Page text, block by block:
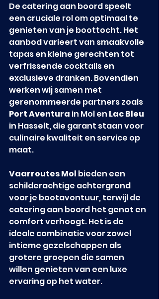
De catering aan boord speelt
een cruciale rol om optimaal te
genieten van je boottocht. Het
aanbod varieert van smaakvolle
tapas en kleine gerechten tot
verfrissende cocktails en
exclusieve dranken. Bovendien
werken wij samen met
gerenommeerde partners zoals
Port Aventura in Mol en Lac Bleu
in Hasselt, die garant staan voor
culinaire kwaliteit en service op
maat.
Vaarroutes Mol bieden een
schilderachtige achtergrond
voor je bootavontuur, terwijl de
catering aan boord het genot en
comfort verhoogt. Het is de
ideale combinatie voor zowel
intieme gezelschappen als
grotere groepen die samen
willen genieten van een luxe
ervaring op het water.